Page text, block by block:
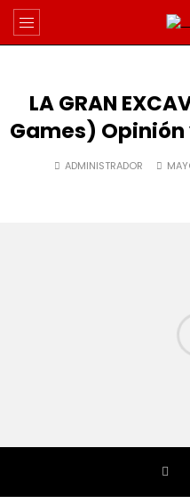
LA GRAN
Games) Opinión
ADMINISTRADOR